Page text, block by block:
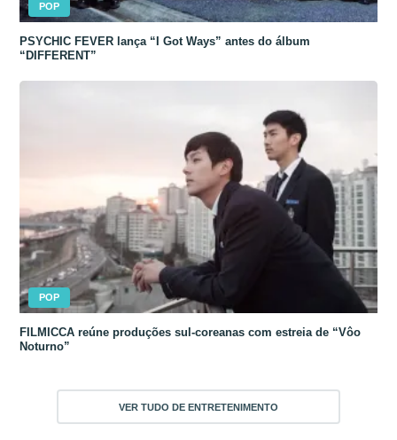
POP
PSYCHIC FEVER lança “I Got Ways” antes do álbum
“DIFFERENT”
POP
FILMICCA reúne produções sul-coreanas com estreia de “Vôo
Noturno”
VER TUDO DE ENTRETENIMENTO